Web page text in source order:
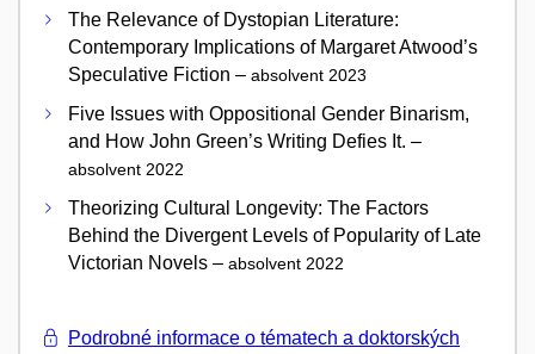
The Relevance of Dystopian Literature:
Contemporary Implications of Margaret Atwood’s
Speculative Fiction – absolvent 2023
Five Issues with Oppositional Gender Binarism,
and How John Green’s Writing Defies It. –
absolvent 2022
Theorizing Cultural Longevity: The Factors
Behind the Divergent Levels of Popularity of Late
Victorian Novels – absolvent 2022
Podrobné informace o tématech a doktorských